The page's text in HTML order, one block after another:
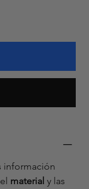
información
material y las